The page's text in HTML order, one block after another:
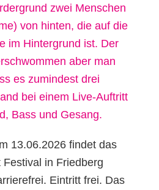
13.06.2026 findet das
in Friedberg
Eintritt frei. Das